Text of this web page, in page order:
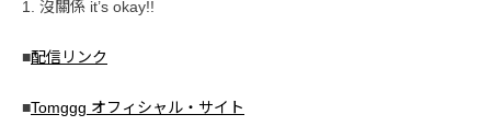
1. 沒關係 it’s okay!!
■配信リンク
■Tomggg オフィシャル・サイト